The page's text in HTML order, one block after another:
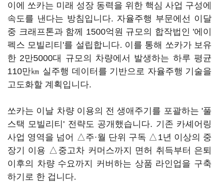
이에 쏘카는 미래 성장 동력을 위한 핵심 사업 구성에
속도를 낸다는 방침입니다. 자율주행 부문에선 이달
중 크래프톤과 함께 1500억원 규모의 합작법인 '에이
펙스 모빌리티'를 설립합니다. 이를 통해 쏘카가 보유
한 2만5000대 규모의 차량에서 발생하는 하루 평균
110만㎞ 실주행 데이터를 기반으로 자율주행 기술을
고도화할 계획입니다.
쏘카는 이날 차량 이용의 전 생애주기를 포괄하는 '풀
스택 모빌리티' 전략도 공개했습니다. 기존 카셰어링
사업 영역을 넘어 △주·월 단위 구독 △1년 이상의 중
장기 이용 △중고차 커머스까지 면허 취득부터 은퇴
이후의 차량 수요까지 커버하는 상품 라인업을 구축
하기로 한 겁니다.